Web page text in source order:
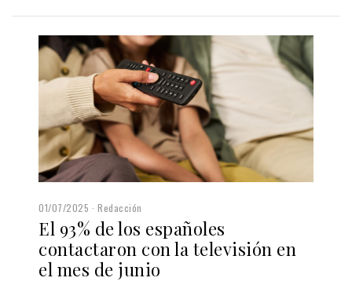
01/07/2025 Redacción
El 93% de los españoles
contactaron con la televisión en
el mes de junio